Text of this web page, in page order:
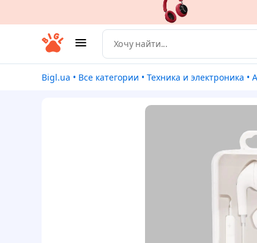
Bigl.ua • Все категории • Техника и электроника •